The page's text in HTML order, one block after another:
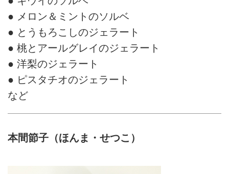
● メロン＆ミントのソルベ
● とうもろこしのジェラート
● 桃とアールグレイのジェラート
● 洋梨のジェラート
● ピスタチオのジェラート
など
本間節子（ほんま・せつこ）